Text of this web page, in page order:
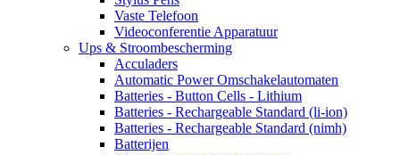
Vaste Telefoon
Videoconferentie Apparatuur
Ups & Stroombescherming
Acculaders
Automatic Power Omschakelautomaten
Batteries - Button Cells - Lithium
Batteries - Rechargeable Standard (li-ion)
Batteries - Rechargeable Standard (nimh)
Batterijen